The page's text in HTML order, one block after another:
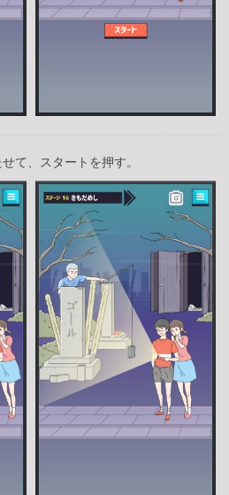
て、スタートを押す。